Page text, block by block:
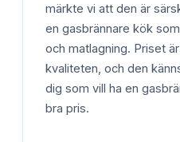
märkte vi att den är
en gasbrännare kök
och matlagning. Priset
kvaliteten, och den
dig som vill ha en
bra pris.